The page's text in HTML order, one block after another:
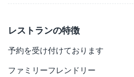
レストランの特徴
予約を受け付けております
ファミリーフレンドリー